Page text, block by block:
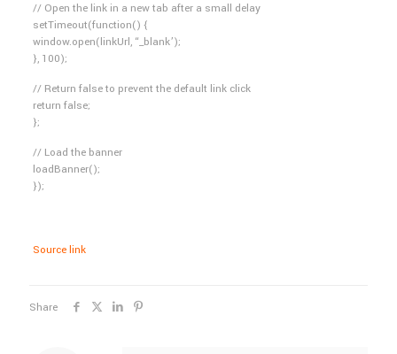
// Open the link in a new tab after a small delay
setTimeout(function() {
window.open(linkUrl, “_blank’);
}, 100);
// Return false to prevent the default link click
return false;
};
// Load the banner
loadBanner();
});
Source link
Share